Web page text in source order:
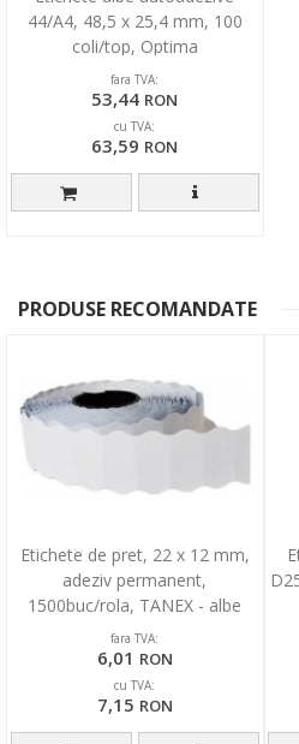
44/A4, 48,5 x 25,4 mm, 100
coli/top, Optima
fara TVA:
53,44 RON
cu TVA:
63,59 RON
PRODUSE RECOMANDATE
Etichete de pret, 22 x 12 mm,
adeziv permanent,
1500buc/rola, TANEX - albe
fara TVA:
6,01 RON
cu TVA:
7,15 RON